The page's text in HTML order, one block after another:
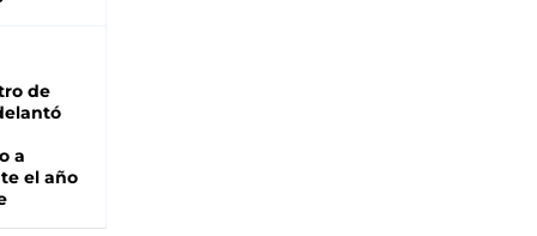
de
a
el año